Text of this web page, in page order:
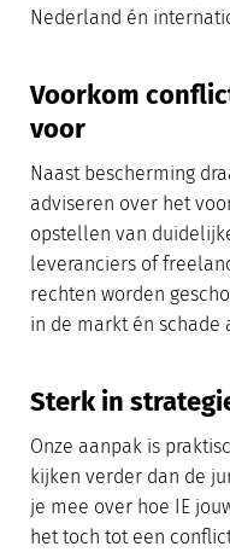
Nederland én
Voorkom
voor
Naast bescherming
adviseren over het
opstellen van
leveranciers of
rechten worden
in de markt én schade
Sterk in
Onze aanpak is
kijken verder dan de
je mee over hoe IE
het toch tot een